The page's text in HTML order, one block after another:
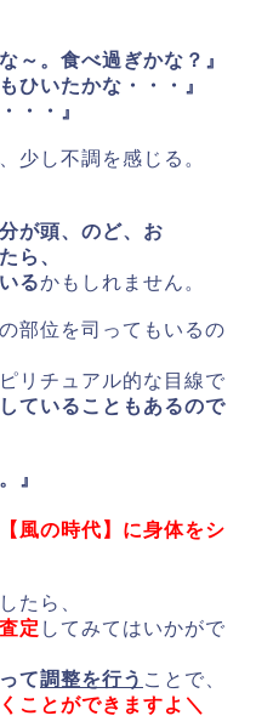
～。食べ過ぎかな？』
ひいたかな・・・』
・・』
少し不調を感じる。
が頭、のど、お
ら、
るかもしれません。
部位を司ってもいるの
リチュアル的な目線で
ていることもあるので
』
【風の時代】に身体をシ
たら、
定 してみてはいかがで
て調整を行う ことで、
ことができますよ＼